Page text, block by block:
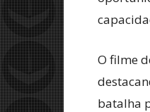
O filme
batalha